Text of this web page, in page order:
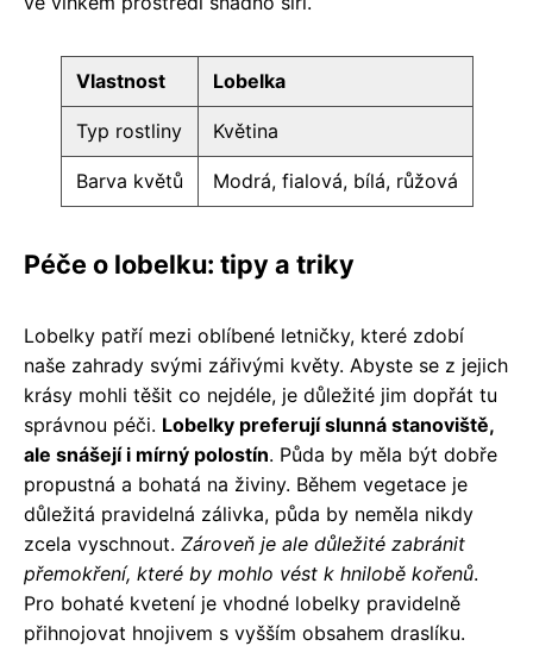
Vlastnost Lobelka
Typ rostliny Květina
Barva květů Modrá, fialová, bílá, růžová
Péče o lobelku: tipy a triky
Lobelky patří mezi oblíbené letničky, které zdobí
naše zahrady svými zářivými květy. Abyste se z jejich
krásy mohli těšit co nejdéle, je důležité jim dopřát tu
správnou péči. Lobelky preferují slunná stanoviště,
ale snášejí i mírný polostín. Půda by měla být dobře
propustná a bohatá na živiny. Během vegetace je
důležitá pravidelná zálivka, půda by neměla nikdy
zcela vyschnout. Zároveň je ale důležité zabránit
přemokření, které by mohlo vést k hnilobě kořenů.
Pro bohaté kvetení je vhodné lobelky pravidelně
přihnojovat hnojivem s vyšším obsahem draslíku.